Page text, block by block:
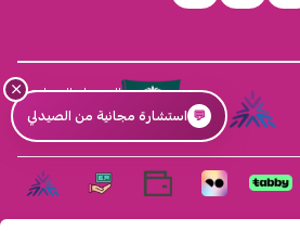
السجل التجاري
4030431116
×
💬 استشارة مجانية من الصيدلي